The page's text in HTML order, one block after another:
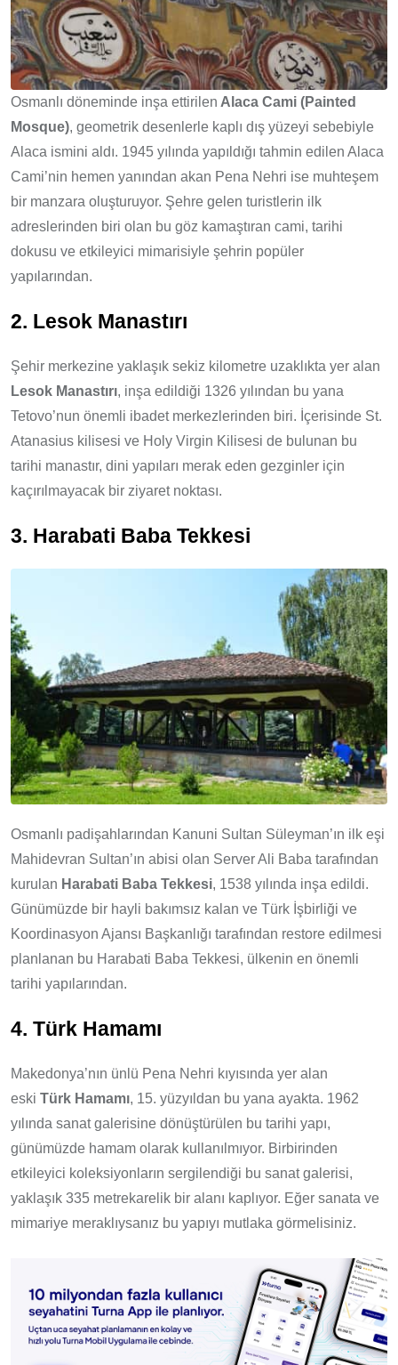
Osmanlı döneminde inşa ettirilen Alaca Cami (Painted
Mosque), geometrik desenlerle kaplı dış yüzeyi sebebiyle
Alaca ismini aldı. 1945 yılında yapıldığı tahmin edilen Alaca
Cami’nin hemen yanından akan Pena Nehri ise muhteşem
bir manzara oluşturuyor. Şehre gelen turistlerin ilk
adreslerinden biri olan bu göz kamaştıran cami, tarihi
dokusu ve etkileyici mimarisiyle şehrin popüler
yapılarından.
2. Lesok Manastırı
Şehir merkezine yaklaşık sekiz kilometre uzaklıkta yer alan
Lesok Manastırı, inşa edildiği 1326 yılından bu yana
Tetovo’nun önemli ibadet merkezlerinden biri. İçerisinde St.
Atanasius kilisesi ve Holy Virgin Kilisesi de bulunan bu
tarihi manastır, dini yapıları merak eden gezginler için
kaçırılmayacak bir ziyaret noktası.
3. Harabati Baba Tekkesi
Osmanlı padişahlarından Kanuni Sultan Süleyman’ın ilk eşi
Mahidevran Sultan’ın abisi olan Server Ali Baba tarafından
kurulan Harabati Baba Tekkesi, 1538 yılında inşa edildi.
Günümüzde bir hayli bakımsız kalan ve Türk İşbirliği ve
Koordinasyon Ajansı Başkanlığı tarafından restore edilmesi
planlanan bu Harabati Baba Tekkesi, ülkenin en önemli
tarihi yapılarından.
4. Türk Hamamı
Makedonya’nın ünlü Pena Nehri kıyısında yer alan
eski Türk Hamamı, 15. yüzyıldan bu yana ayakta. 1962
yılında sanat galerisine dönüştürülen bu tarihi yapı,
günümüzde hamam olarak kullanılmıyor. Birbirinden
etkileyici koleksiyonların sergilendiği bu sanat galerisi,
yaklaşık 335 metrekarelik bir alanı kaplıyor. Eğer sanata ve
mimariye meraklıysanız bu yapıyı mutlaka görmelisiniz.